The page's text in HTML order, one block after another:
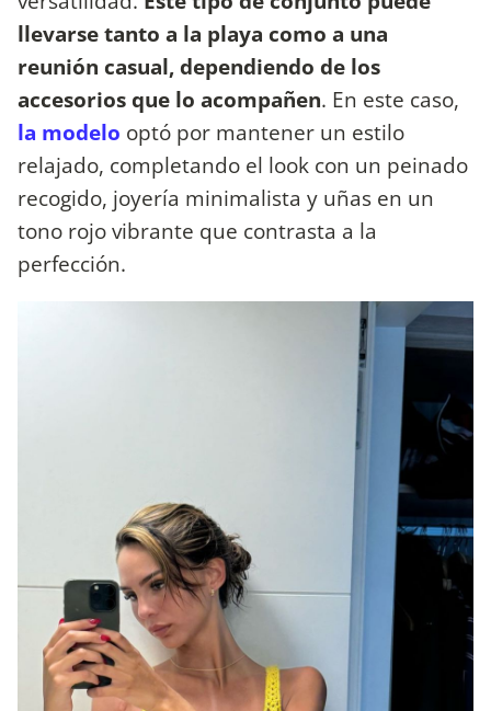
llevarse tanto a la playa como a una
reunión casual, dependiendo de los
accesorios que lo acompañen. En este caso,
la modelo optó por mantener un estilo
relajado, completando el look con un peinado
recogido, joyería minimalista y uñas en un
tono rojo vibrante que contrasta a la
perfección.